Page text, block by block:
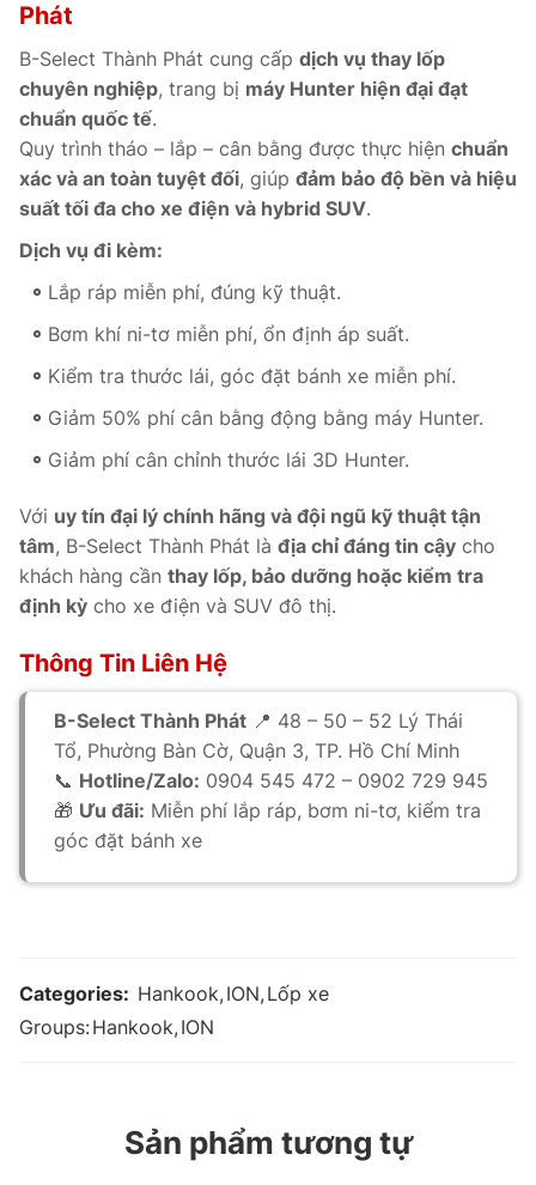
Phát
B-Select Thành Phát cung cấp dịch vụ thay lốp
chuyên nghiệp, trang bị máy Hunter hiện đại đạt
chuẩn quốc tế.
Quy trình tháo – lắp – cân bằng được thực hiện chuẩn
xác và an toàn tuyệt đối, giúp đảm bảo độ bền và hiệu
suất tối đa cho xe điện và hybrid SUV.
Dịch vụ đi kèm:
Lắp ráp miễn phí, đúng kỹ thuật.
Bơm khí ni-tơ miễn phí, ổn định áp suất.
Kiểm tra thước lái, góc đặt bánh xe miễn phí.
Giảm 50% phí cân bằng động bằng máy Hunter.
Giảm phí cân chỉnh thước lái 3D Hunter.
Với uy tín đại lý chính hãng và đội ngũ kỹ thuật tận
tâm, B-Select Thành Phát là địa chỉ đáng tin cậy cho
khách hàng cần thay lốp, bảo dưỡng hoặc kiểm tra
định kỳ cho xe điện và SUV đô thị.
Thông Tin Liên Hệ
B-Select Thành Phát 📍 48 – 50 – 52 Lý Thái
Tổ, Phường Bàn Cờ, Quận 3, TP. Hồ Chí Minh
📞 Hotline/Zalo: 0904 545 472 – 0902 729 945
🎁 Ưu đãi: Miễn phí lắp ráp, bơm ni-tơ, kiểm tra
góc đặt bánh xe
Categories: Hankook, ION, Lốp xe
Groups:Hankook, ION
Sản phẩm tương tự